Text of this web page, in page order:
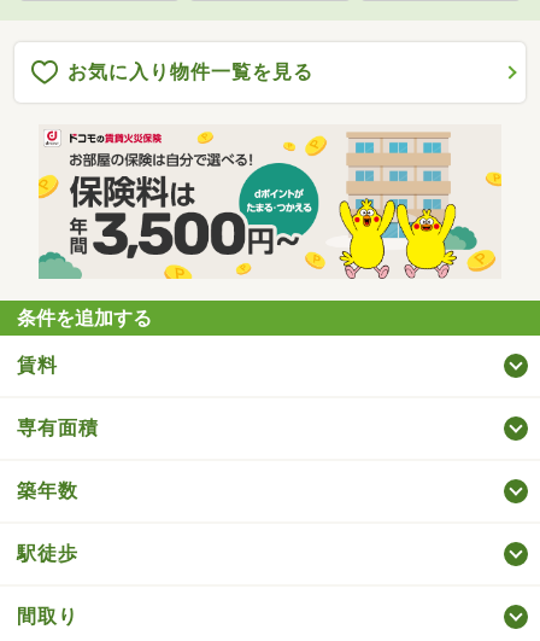
お気に入り物件一覧を見る
条件を追加する
賃料
専有面積
築年数
駅徒歩
間取り